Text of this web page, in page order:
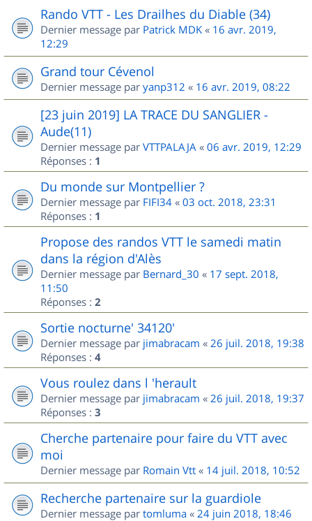
Rando VTT - Les Drailhes du Diable (34)
Dernier message par Patrick MDK « 16 avr. 2019,
12:29
Grand tour Cévenol
Dernier message par yanp312 « 16 avr. 2019, 08:22
[23 juin 2019] LA TRACE DU SANGLIER -
Aude(11)
Dernier message par VTTPALAJA « 06 avr. 2019, 12:29
Réponses : 1
Du monde sur Montpellier ?
Dernier message par FIFI34 « 03 oct. 2018, 23:31
Réponses : 1
Propose des randos VTT le samedi matin
dans la région d'Alès
Dernier message par Bernard_30 « 17 sept. 2018,
11:50
Réponses : 2
Sortie nocturne' 34120'
Dernier message par jimabracam « 26 juil. 2018, 19:38
Réponses : 4
Vous roulez dans l 'herault
Dernier message par jimabracam « 26 juil. 2018, 19:37
Réponses : 3
Cherche partenaire pour faire du VTT avec
moi
Dernier message par Romain Vtt « 14 juil. 2018, 10:52
Recherche partenaire sur la guardiole
Dernier message par tomluma « 24 juin 2018, 18:46